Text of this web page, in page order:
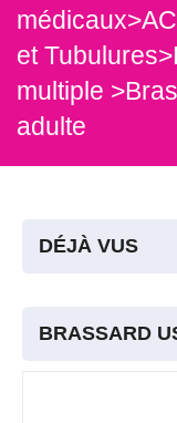
médicaux>
et Tubulures>
multiple >
adulte
DÉJÀ VUS
BRASSARD